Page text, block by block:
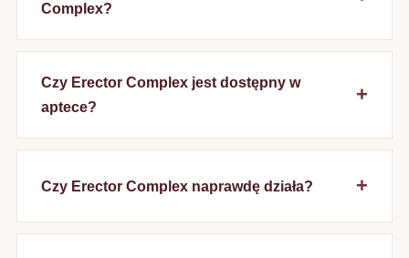
Complex?
Czy Erector Complex jest dostępny w
aptece?
Czy Erector Complex naprawdę działa?